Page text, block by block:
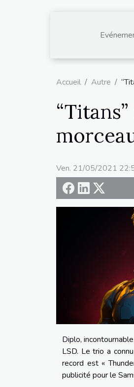
Accueil Autre
Ven. 21/05/2021
Diplo,
LSD. Le trio a
record est «
publicité pour le